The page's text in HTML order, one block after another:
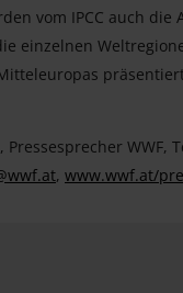
vom IPCC auch die
einzelnen
WWF,
, www.wwf.at/